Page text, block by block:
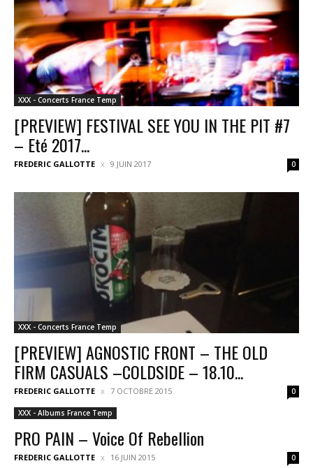
XXX - Concerts France Temp
[PREVIEW] FESTIVAL SEE YOU IN THE PIT #7
– Eté 2017...
FREDERIC GALLOTTE 9 JUIN 2017 0
XXX - Concerts France Temp
[PREVIEW] AGNOSTIC FRONT – THE OLD
FIRM CASUALS –COLDSIDE – 18.10...
FREDERIC GALLOTTE 7 OCTOBRE 2015 0
XXX - Albums France Temp
PRO PAIN – Voice Of Rebellion
FREDERIC GALLOTTE 16 JUIN 2015 0